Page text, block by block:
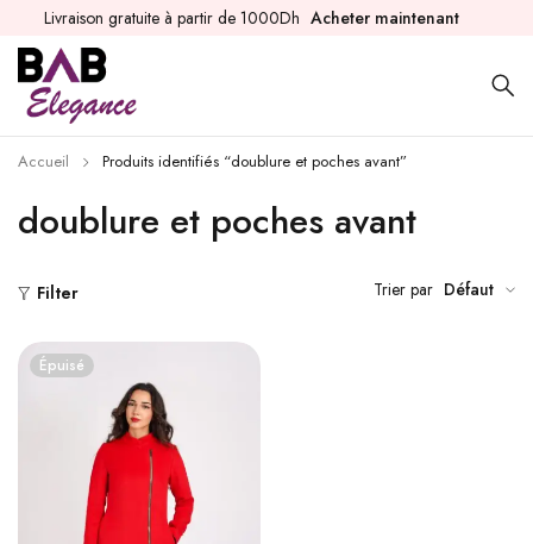
Livraison gratuite à partir de 1000Dh Acheter maintenant
doublure et poches avant
Accueil Produits identifiés “doublure et poches avant”
Filter Trier par Défaut
Épuisé